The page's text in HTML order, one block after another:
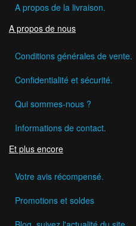
A propos de la livraison.
A propos de nous
Conditions générales de vente.
Confidentialité et sécurité.
Qui sommes-nous ?
Informations de contact.
Et plus encore
Votre avis récompensé.
Promotions et soldes